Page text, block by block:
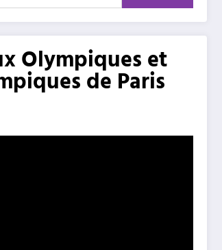
Olympiques et
de Paris